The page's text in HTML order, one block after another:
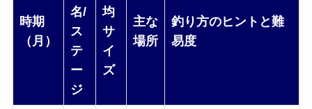
時期
（月）
名/
ス
テ
ー
ジ
均
サ
イ
ズ
主な
場所
釣り方のヒントと難
易度